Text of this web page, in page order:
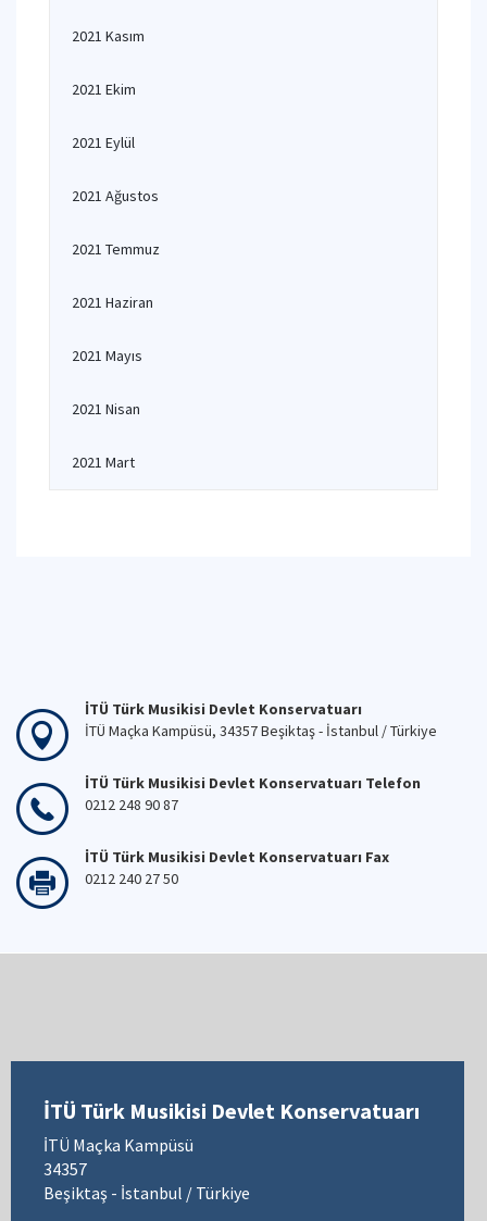
2021 Kasım
2021 Ekim
2021 Eylül
2021 Ağustos
2021 Temmuz
2021 Haziran
2021 Mayıs
2021 Nisan
2021 Mart
İTÜ Türk Musikisi Devlet Konservatuarı
İTÜ Maçka Kampüsü, 34357 Beşiktaş - İstanbul / Türkiye
İTÜ Türk Musikisi Devlet Konservatuarı Telefon
0212 248 90 87
İTÜ Türk Musikisi Devlet Konservatuarı Fax
0212 240 27 50
İTÜ Türk Musikisi Devlet Konservatuarı
İTÜ Maçka Kampüsü
34357
Beşiktaş - İstanbul / Türkiye